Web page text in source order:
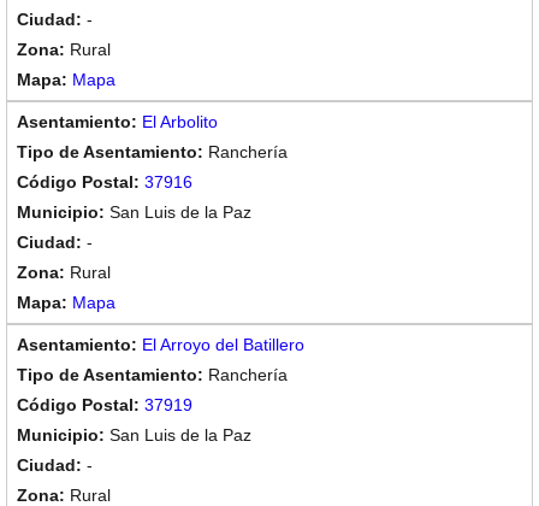
-
Rural
Mapa
El Arbolito
Ranchería
37916
San Luis de la Paz
-
Rural
Mapa
El Arroyo del Batillero
Ranchería
37919
San Luis de la Paz
-
Rural